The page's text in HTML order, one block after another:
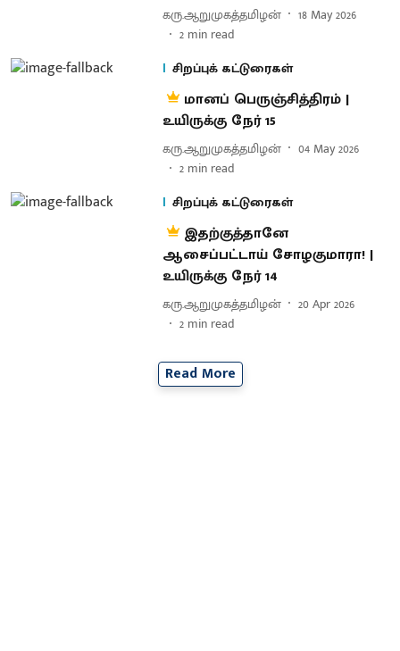
கரு.ஆறுமுகத்தமிழன்
18 May 2026
2 min read
சிறப்புக் கட்டுரைகள்
மானப் பெருஞ்சித்திரம் |
உயிருக்கு நேர் 15
கரு.ஆறுமுகத்தமிழன்
04 May 2026
2 min read
சிறப்புக் கட்டுரைகள்
இதற்குத்தானே
ஆசைப்பட்டாய் சோழகுமாரா! |
உயிருக்கு நேர் 14
கரு.ஆறுமுகத்தமிழன்
20 Apr 2026
2 min read
Read More